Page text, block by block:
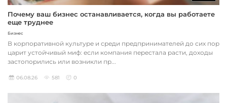
Почему ваш бизнес останавливается, когда вы работаете
еще труднее
Бизнес
В корпоративной культуре и среди предпринимателей до сих пор
царит устойчивый миф: если компания перестала расти, доходы
застопорились или возникли пр...
06.08.26 581 0